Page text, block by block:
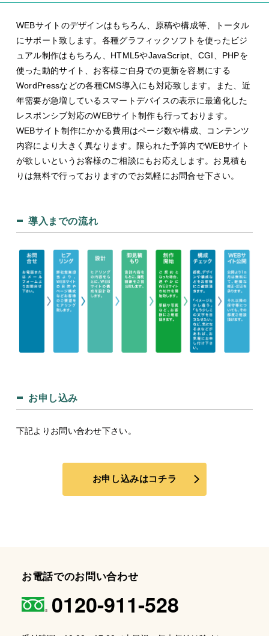
WEBサイトのデザインはもちろん、原稿や構成等、トータル
にサポート致します。各種グラフィックソフトを使ったビジ
ュアル制作はもちろん、HTML5やJavaScript、CGI、PHPを
使った動的サイト、お客様ご自身での更新を容易にする
WordPressなどの各種CMS導入にも対応致します。また、近
年需要が急増しているスマートデバイスの表示に最適化した
レスポンシブ対応のWEBサイト制作も行っております。
WEBサイト制作にかかる費用はページ数や構成、コンテンツ
内容により大きく異なります。限られた予算内でWEBサイト
が欲しいというお客様のご相談にもお応えします。お見積も
りは無料で行っておりますのでお気軽にお問合せ下さい。
導入までの流れ
お申し込み
下記よりお問い合わせ下さい。
お申し込みはコチラ
お電話でのお問い合わせ
0120-911-528